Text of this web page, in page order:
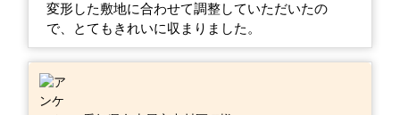
変形した敷地に合わせて調整していただいたの
で、とてもきれいに収まりました。